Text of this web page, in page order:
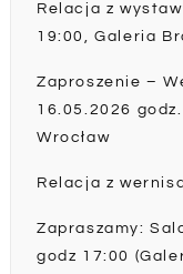
Relacja z
19:00, Galeria
Zaproszenie –
16.05.2026
Wrocław
Relacja z
Zapraszamy:
godz 17:00